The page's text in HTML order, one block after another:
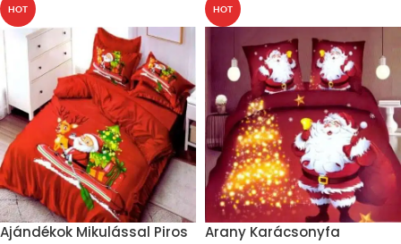
HOT
Ajándékok Mikulással Piros
HOT
Arany Karácsonyfa